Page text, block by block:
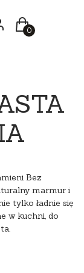
wyszukiwarkę
się
Koszyk
Bez
marmur i
tylko ładnie się
w kuchni, do